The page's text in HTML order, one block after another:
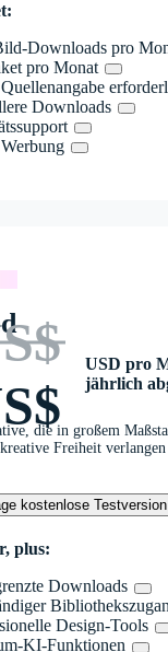
Downloads pro
pro Monat
Downloads
USD pro
jährlich
die in großem
Freiheit verlangen
kostenlose Testversion
plus:
Downloads
Design-Tools
KI-Funktionen